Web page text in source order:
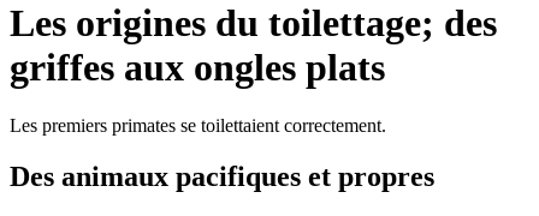
Les origines du toilettage; des
griffes aux ongles plats
Les premiers primates se toilettaient correctement.
Des animaux pacifiques et propres